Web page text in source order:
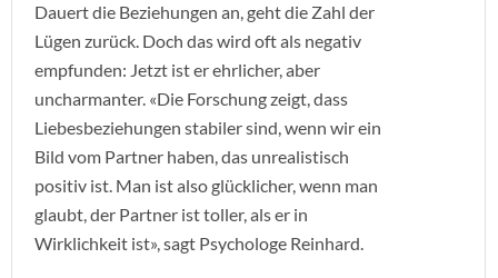
Dauert die Beziehungen an, geht die Zahl der
Lügen zurück. Doch das wird oft als negativ
empfunden: Jetzt ist er ehrlicher, aber
uncharmanter. «Die Forschung zeigt, dass
Liebesbeziehungen stabiler sind, wenn wir ein
Bild vom Partner haben, das unrealistisch
positiv ist. Man ist also glücklicher, wenn man
glaubt, der Partner ist toller, als er in
Wirklichkeit ist», sagt Psychologe Reinhard.